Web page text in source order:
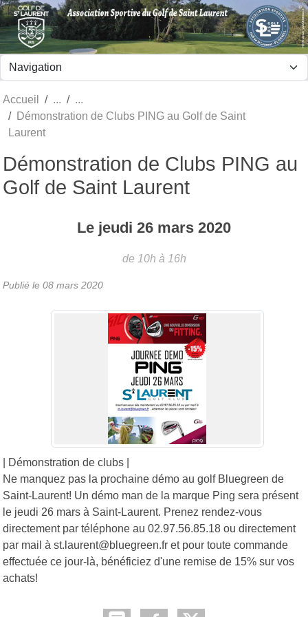
Accueil
Démonstration de Clubs PING au Golf de Saint
Laurent
Démonstration de Clubs PING au
Golf de Saint Laurent
Le jeudi 26 mars 2020
de 10h à 16h
Publié le 08 mars 2020
| Démonstration de clubs |
Ne manquez pas la prochaine démo au golf Bluegreen de
Saint-Laurent! Un démo man de la marque Ping sera présent
le jeudi 26 mars à Saint-Laurent. Prenez rendez-vous
directement par téléphone au 02.97.56.85.18 ou directement
par mail à st.laurent@bluegreen.fr et pour toute commande
effectuée ce jour-là, bénéficiez d'une remise de 15% sur vos
achats!
Panneau de gestion des cookies